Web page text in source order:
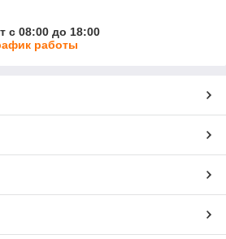
с 08:00 до 18:00
работы